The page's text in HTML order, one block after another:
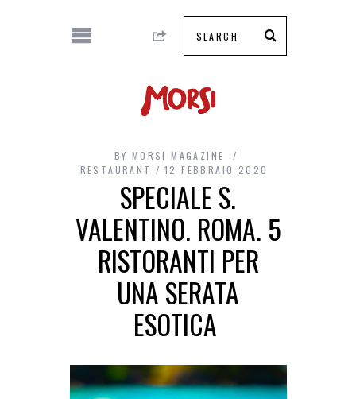
BY MORSI MAGAZINE
RESTAURANT
12 FEBBRAIO 2020
SPECIALE S.
VALENTINO. ROMA. 5
RISTORANTI PER
UNA SERATA
ESOTICA